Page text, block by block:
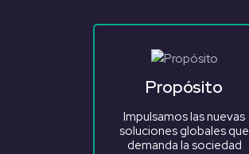
Propósito
Impulsamos las nuevas
soluciones globales que
demanda la sociedad